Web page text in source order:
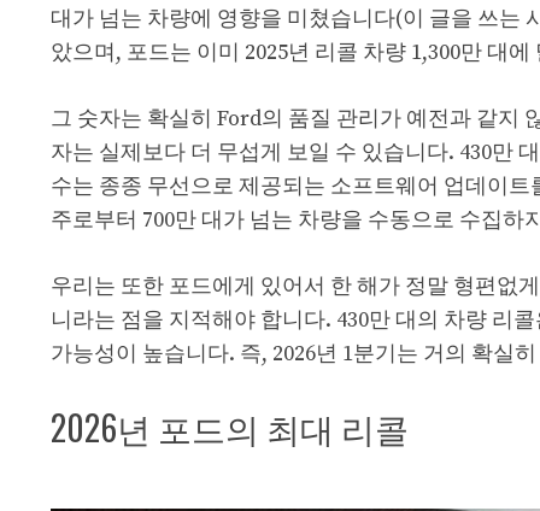
대가 넘는 차량에 영향을 미쳤습니다(이 글을 쓰는
았으며, 포드는 이미 2025년 리콜 차량 1,300만 대
그 숫자는 확실히 Ford의 품질 관리가 예전과 같지
자는 실제보다 더 무섭게 보일 수 있습니다. 430만
수는 종종 무선으로 제공되는 소프트웨어 업데이
주로부터 700만 대가 넘는 차량을 수동으로 수집하
우리는 또한 포드에게 있어서 한 해가 정말 형편없
니라는 점을 지적해야 합니다. 430만 대의 차량 리
가능성이 높습니다. 즉, 2026년 1분기는 거의 확실
2026년 포드의 최대 리콜